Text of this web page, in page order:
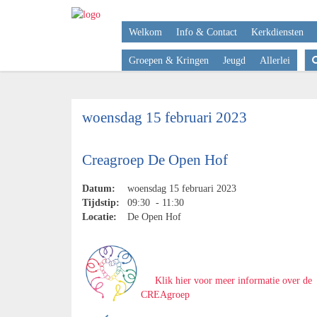
Welkom Info & Contact Kerkdiensten
Groepen & Kringen Jeugd Allerlei
woensdag 15 februari 2023
Creagroep De Open Hof
Datum:
woensdag 15 februari 2023
Tijdstip:
09:30 - 11:30
Locatie:
De Open Hof
Klik hier voor meer informatie over de
CREAgroep